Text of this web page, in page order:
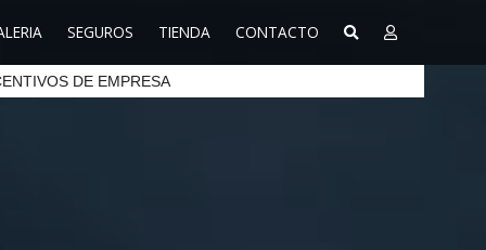
SEGUROS TIENDA CONTACTO
DE EMPRESA